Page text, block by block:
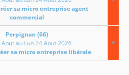
sa micro entreprise agent
commercial
Perpignan (66)
Aout au Lun 24 Aout 2026
sa micro entreprise libérale